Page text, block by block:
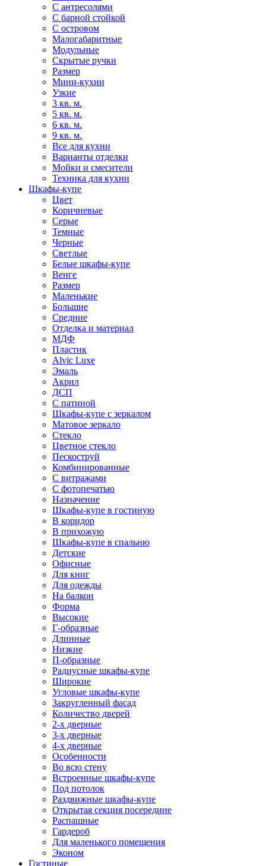
С антресолями
С барной стойкой
С островом
Малогабаритные
Модульные
Скрытые ручки
Размер
Мини-кухни
Узкие
3 кв. м.
5 кв. м.
6 кв. м.
9 кв. м.
Все для кухни
Варианты отделки
Мойки и смесители
Техника для кухни
Шкафы-купе
Цвет
Коричневые
Серые
Темные
Черные
Светлые
Белые шкафы-купе
Венге
Размер
Маленькие
Большие
Средние
Отделка и материал
МДФ
Пластик
Alvic Luxe
Эмаль
Акрил
ДСП
С патиной
Шкафы-купе с зеркалом
Матовое зеркало
Стекло
Цветное стекло
Пескоструй
Комбинированные
С витражами
С фотопечатью
Назначение
Шкафы-купе в гостиную
В коридор
В прихожую
Шкафы-купе в спальню
Детские
Офисные
Для книг
Для одежды
На балкон
Форма
Высокие
Г-образные
Длинные
Низкие
П-образные
Радиусные шкафы-купе
Широкие
Угловые шкафы-купе
Закругленный фасад
Количество дверей
2-х дверные
3-х дверные
4-х дверные
Особенности
Во всю стену
Встроенные шкафы-купе
Под потолок
Раздвижные шкафы-купе
Открытая секция посередине
Распашные
Гардероб
Для маленького помещения
Эконом
Гостиные